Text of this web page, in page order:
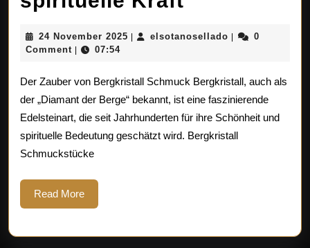
Schmuck:
Einzigartige
Eleganz
24 November 2025 24
| elsotanosellado elsotanosellado
|
0
Comment | 07:54
Der Zauber von Bergkristall Schmuck Bergkristall, auch als
der „Diamant der Berge“ bekannt, ist eine faszinierende
Edelsteinart, die seit Jahrhunderten für ihre Schönheit und
spirituelle Bedeutung geschätzt wird. Bergkristall
Schmuckstücke
Read MoreRead
More